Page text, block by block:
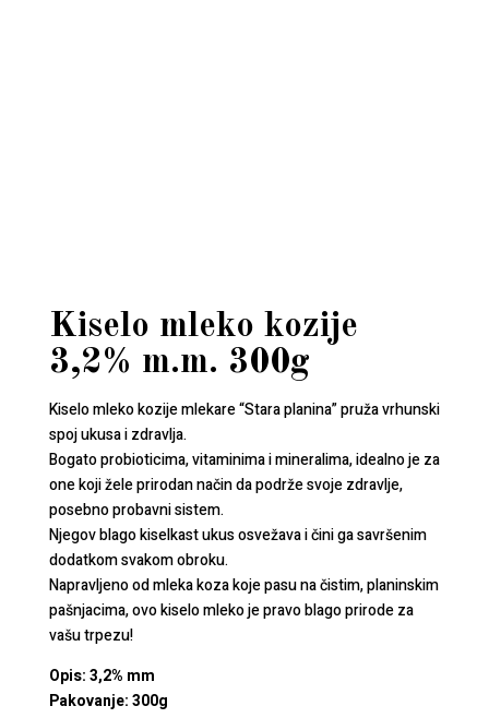
Kiselo mleko kozije
3,2% m.m. 300g
Kiselo mleko kozije mlekare “Stara planina” pruža vrhunski
spoj ukusa i zdravlja.
Bogato probioticima, vitaminima i mineralima, idealno je za
one koji žele prirodan način da podrže svoje zdravlje,
posebno probavni sistem.
Njegov blago kiselkast ukus osvežava i čini ga savršenim
dodatkom svakom obroku.
Napravljeno od mleka koza koje pasu na čistim, planinskim
pašnjacima, ovo kiselo mleko je pravo blago prirode za
vašu trpezu!
Opis: 3,2% mm
Pakovanje: 300g